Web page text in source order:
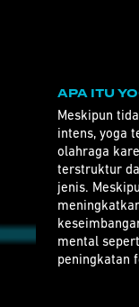
APA ITU
Meskipun
intens, yoga
olahraga
terstruktur
jenis.
mental
peningkatan